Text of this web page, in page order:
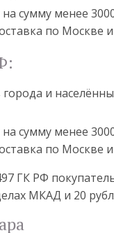
сумму менее
по Москве
и
сумму менее
по Москве
ГК РФ
МКАД и 20